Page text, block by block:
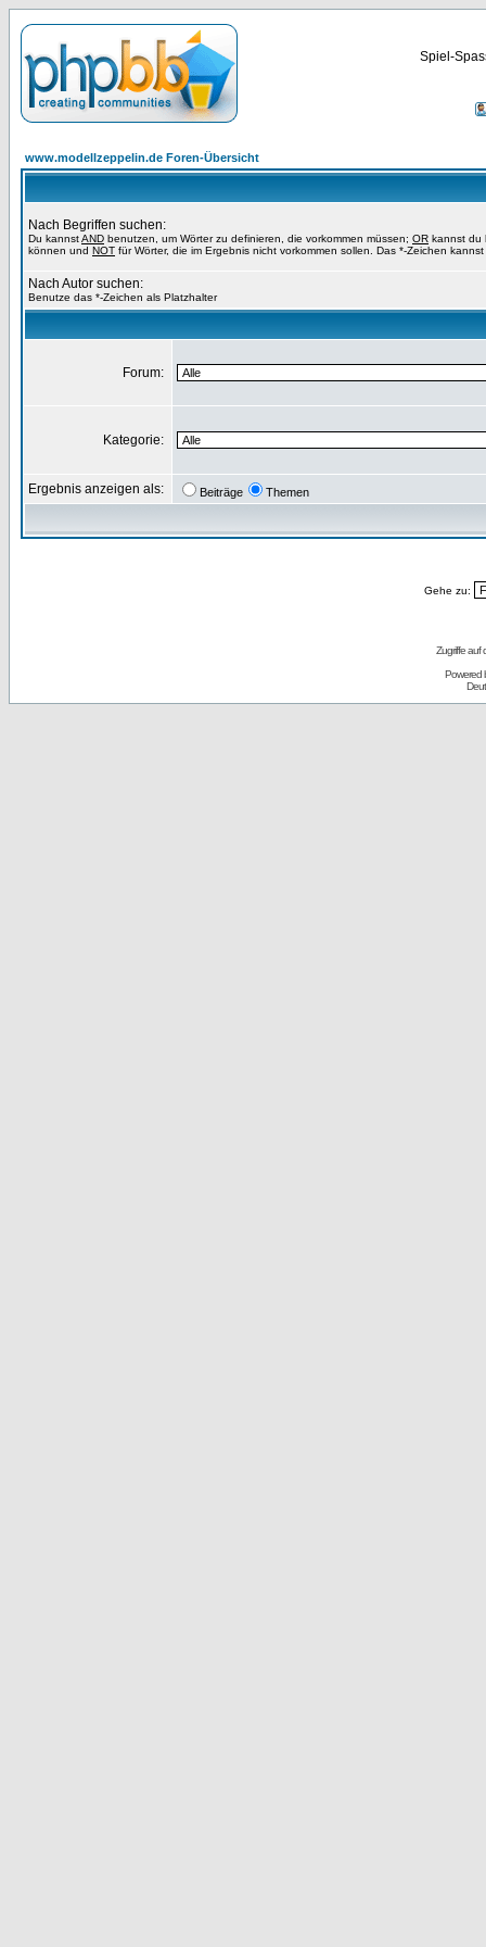
Spiel-
www.modellzeppelin.de Foren-Übersicht
Nach Begriffen suchen:
Du kannstAND benutzen, um Wörter zu definieren, die vorkommen müssen; OR kannst du
können und NOT für Wörter, die im Ergebnis nicht vorkommen sollen. Das *-Zeichen
Nach Autor suchen:
Benutze das *-Zeichen als Platzhalter
Forum:
Kategorie:
Ergebnis anzeigen als: Beiträge Themen
Gehe zu:
Zugriffe auf
Powered